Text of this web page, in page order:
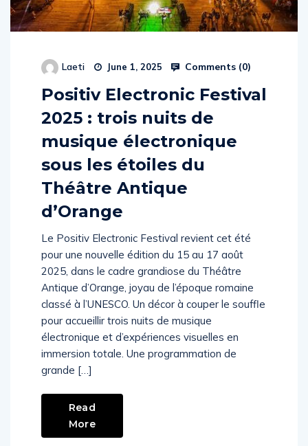
Laeti June 1, 2025 Comments (0)
Positiv Electronic Festival
2025 : trois nuits de
musique électronique
sous les étoiles du
Théâtre Antique
d’Orange
Le Positiv Electronic Festival revient cet été
pour une nouvelle édition du 15 au 17 août
2025, dans le cadre grandiose du Théâtre
Antique d’Orange, joyau de l’époque romaine
classé à l’UNESCO. Un décor à couper le souffle
pour accueillir trois nuits de musique
électronique et d’expériences visuelles en
immersion totale. Une programmation de
grande […]
Read
More